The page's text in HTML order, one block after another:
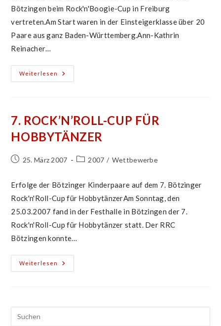
Bötzingen beim Rock'n'Boogie-Cup in Freiburg
vertreten.Am Start waren in der Einsteigerklasse über 20
Paare aus ganz Baden-Württemberg.Ann-Kathrin
Reinacher…
Weiterlesen
Plauschturnier
Freiburg
7. ROCK’N’ROLL-CUP FÜR
HOBBYTÄNZER
Beitrag25. März 2007
Beitrags-
2007 / Wettbewerbe
Erfolge der Bötzinger Kinderpaare auf dem 7. Bötzinger
Rock'n'Roll-Cup für HobbytänzerAm Sonntag, den
25.03.2007 fand in der Festhalle in Bötzingen der 7.
Rock'n'Roll-Cup für Hobbytänzer statt. Der RRC
Bötzingen konnte…
Weiterlesen
7.
Rock’n’Roll-